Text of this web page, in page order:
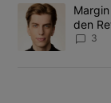
Ein Trendartikel
den
3